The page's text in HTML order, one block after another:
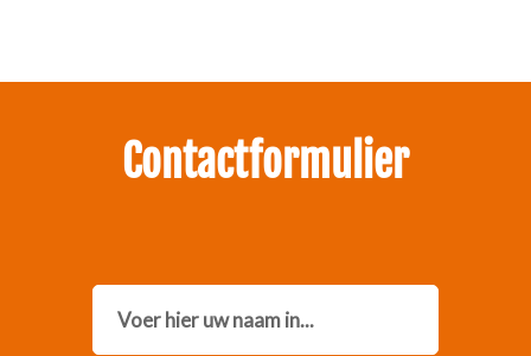
Contactformulier